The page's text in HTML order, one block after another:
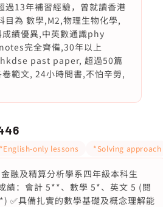
過13年補習經驗，曾就讀香港
目為 數學,M2,物理生物化學,
績優異,中英數通識phy
完全齊備,30年以上
past paper, 超過50篇
範文, 24小時問書,不怕辛勞,
*English-only lessons *Solving approach
融及精算分析學系四年級本科生
績：會計 5**、數學 5*、英文 5 (閱
✅具備扎實的數學基礎及概念理解能